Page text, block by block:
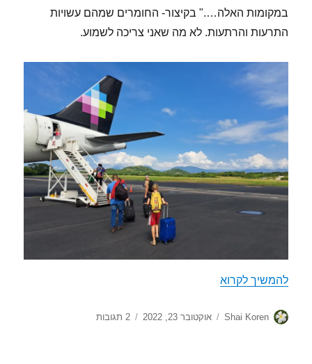
במקומות האלה…." בקיצור- החומרים שמהם עשויות
התרעות והרתעות. לא מה שאני צריכה לשמוע.
להמשיך לקרוא
מחבר
Shai Koren
פורסם
אוקטובר 23, 2022 2 תגובות
על